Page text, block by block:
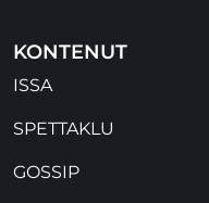
KONTENUT
ISSA
SPETTAKLU
GOSSIP